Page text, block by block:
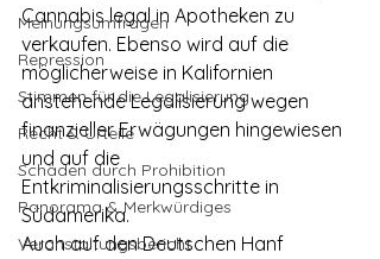
Meinungsumfragen
Repression
Stimmen für die Legalisierung
Recht & Urteile
Schäden durch Prohibition
Panorama & Merkwürdiges
Veranstaltungsbericht
Cannabis legal in Apotheken zu
verkaufen. Ebenso wird auf die
möglicherweise in Kalifornien
anstehende Legalisierung wegen
finanzieller Erwägungen hingewiesen
und auf die
Entkriminalisierungsschritte in
Südamerika.
Auch auf den Deutschen Hanf